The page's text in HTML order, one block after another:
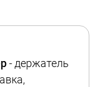
- держатель